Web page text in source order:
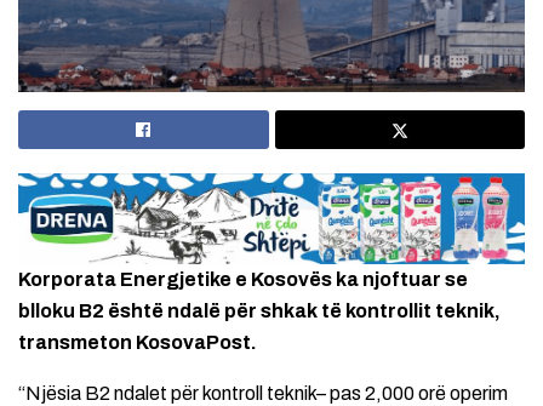
Korporata Energjetike e Kosovës ka njoftuar se
blloku B2 është ndalë për shkak të kontrollit teknik,
transmeton KosovaPost.
“Njësia B2 ndalet për kontroll teknik– pas 2,000 orë operim